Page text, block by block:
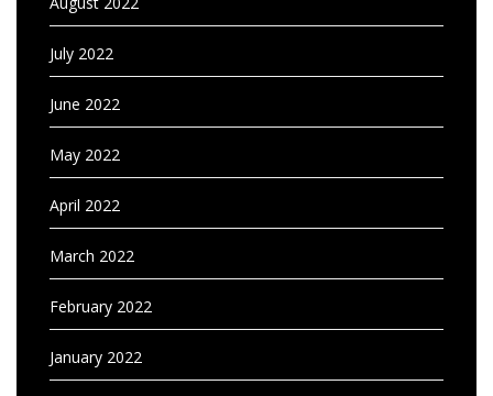
July 2022
June 2022
May 2022
April 2022
March 2022
February 2022
January 2022